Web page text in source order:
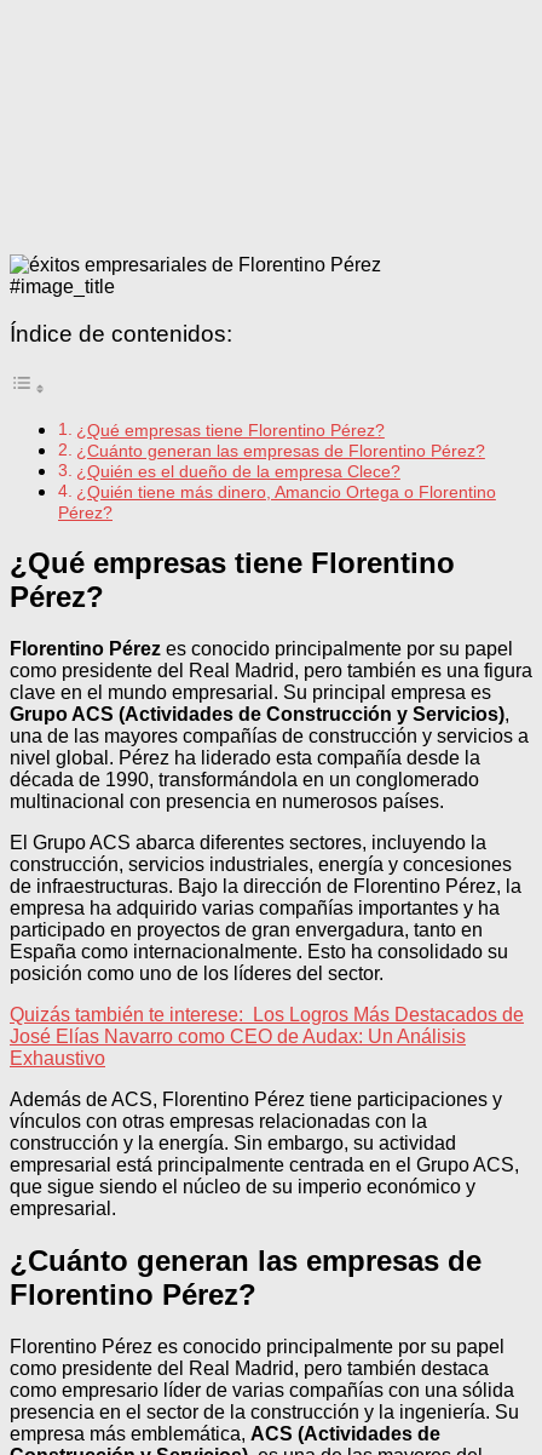
#image_title
Índice de contenidos:
¿Qué empresas tiene Florentino Pérez?
¿Cuánto generan las empresas de Florentino Pérez?
¿Quién es el dueño de la empresa Clece?
¿Quién tiene más dinero, Amancio Ortega o Florentino
Pérez?
¿Qué empresas tiene Florentino
Pérez?
Florentino Pérez es conocido principalmente por su papel
como presidente del Real Madrid, pero también es una figura
clave en el mundo empresarial. Su principal empresa es
Grupo ACS (Actividades de Construcción y Servicios),
una de las mayores compañías de construcción y servicios a
nivel global. Pérez ha liderado esta compañía desde la
década de 1990, transformándola en un conglomerado
multinacional con presencia en numerosos países.
El Grupo ACS abarca diferentes sectores, incluyendo la
construcción, servicios industriales, energía y concesiones
de infraestructuras. Bajo la dirección de Florentino Pérez, la
empresa ha adquirido varias compañías importantes y ha
participado en proyectos de gran envergadura, tanto en
España como internacionalmente. Esto ha consolidado su
posición como uno de los líderes del sector.
Quizás también te interese:
Los Logros Más Destacados de
José Elías Navarro como CEO de Audax: Un Análisis
Exhaustivo
Además de ACS, Florentino Pérez tiene participaciones y
vínculos con otras empresas relacionadas con la
construcción y la energía. Sin embargo, su actividad
empresarial está principalmente centrada en el Grupo ACS,
que sigue siendo el núcleo de su imperio económico y
empresarial.
¿Cuánto generan las empresas de
Florentino Pérez?
Florentino Pérez es conocido principalmente por su papel
como presidente del Real Madrid, pero también destaca
como empresario líder de varias compañías con una sólida
presencia en el sector de la construcción y la ingeniería. Su
empresa más emblemática, ACS (Actividades de